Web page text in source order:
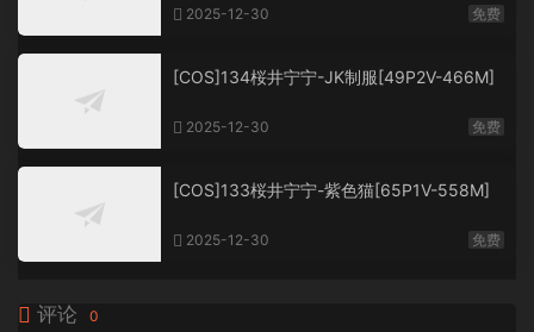
2025-12-30 免费
[COS]134桜井宁宁-JK制服[49P2V-466M]
2025-12-30 免费
[COS]133桜井宁宁-紫色猫[65P1V-558M]
2025-12-30 免费
评论 0